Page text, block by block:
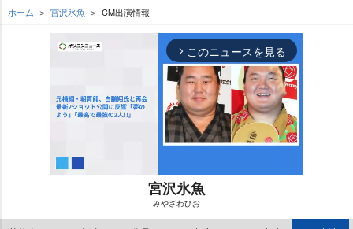
ホーム 宮沢氷魚 CM出演情報
arrow_forward_ios このニュースを見る
M
宮沢氷魚
みやざわひお